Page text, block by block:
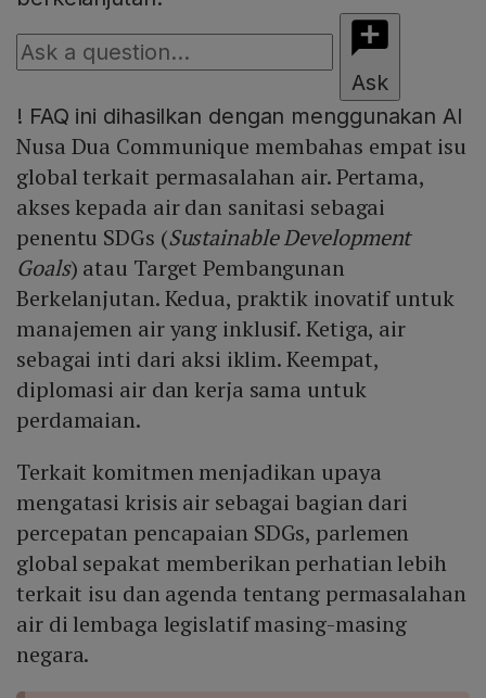
Ask
! FAQ ini dihasilkan dengan menggunakan AI
Nusa Dua Communique membahas empat isu
global terkait permasalahan air. Pertama,
akses kepada air dan sanitasi sebagai
penentu SDGs (Sustainable Development
Goals) atau Target Pembangunan
Berkelanjutan. Kedua, praktik inovatif untuk
manajemen air yang inklusif. Ketiga, air
sebagai inti dari aksi iklim. Keempat,
diplomasi air dan kerja sama untuk
perdamaian.
Terkait komitmen menjadikan upaya
mengatasi krisis air sebagai bagian dari
percepatan pencapaian SDGs, parlemen
global sepakat memberikan perhatian lebih
terkait isu dan agenda tentang permasalahan
air di lembaga legislatif masing-masing
negara.